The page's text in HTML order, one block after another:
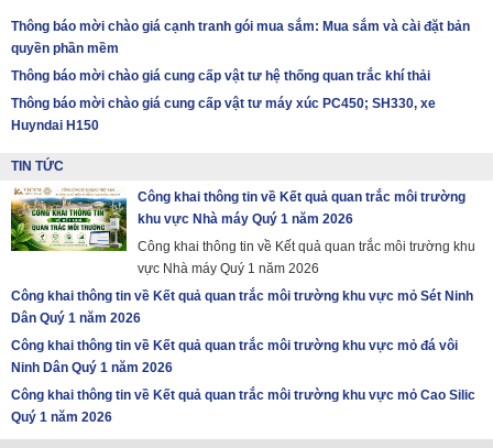
Thông báo mời chào giá cạnh tranh gói mua sắm: Mua sắm và cài đặt bản
quyền phần mềm
Thông báo mời chào giá cung cấp vật tư hệ thống quan trắc khí thải
Thông báo mời chào giá cung cấp vật tư máy xúc PC450; SH330, xe
Huyndai H150
TIN TỨC
Công khai thông tin về Kết quả quan trắc môi trường
khu vực Nhà máy Quý 1 năm 2026
Công khai thông tin về Kết quả quan trắc môi trường khu
vực Nhà máy Quý 1 năm 2026
Công khai thông tin về Kết quả quan trắc môi trường khu vực mỏ Sét Ninh
Dân Quý 1 năm 2026
Công khai thông tin về Kết quả quan trắc môi trường khu vực mỏ đá vôi
Ninh Dân Quý 1 năm 2026
Công khai thông tin về Kết quả quan trắc môi trường khu vực mỏ Cao Silic
Quý 1 năm 2026